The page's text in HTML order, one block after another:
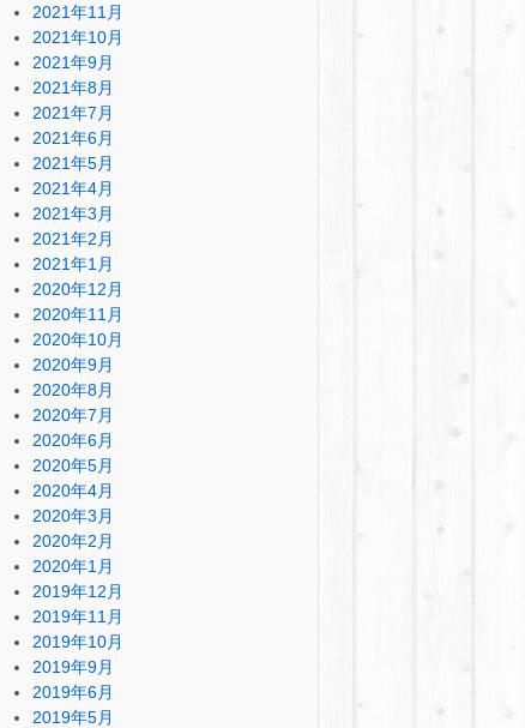
2021年11月
2021年10月
2021年9月
2021年8月
2021年7月
2021年6月
2021年5月
2021年4月
2021年3月
2021年2月
2021年1月
2020年12月
2020年11月
2020年10月
2020年9月
2020年8月
2020年7月
2020年6月
2020年5月
2020年4月
2020年3月
2020年2月
2020年1月
2019年12月
2019年11月
2019年10月
2019年9月
2019年6月
2019年5月